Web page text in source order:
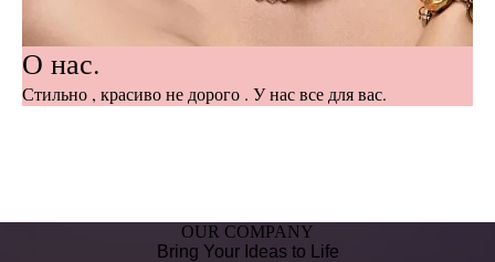
О нас.
Стильно , красиво не дорого . У нас все для вас.
OUR COMPANY
Bring Your Ideas to Life